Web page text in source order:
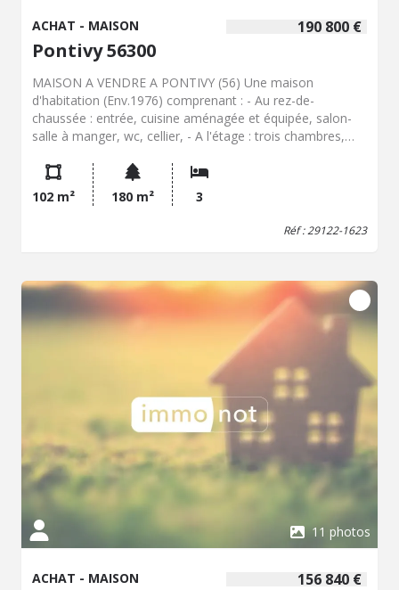
190 800 €
ACHAT - MAISON
Pontivy 56300
MAISON A VENDRE A PONTIVY (56) Une maison
d'habitation (Env.1976) comprenant : - Au rez-de-
chaussée : entrée, cuisine aménagée et équipée, salon-
salle à manger, wc, cellier, - A l'étage : trois chambres,
102 m² 180 m² 3
Réf : 29122-1623
11 photos
156 840 €
ACHAT - MAISON